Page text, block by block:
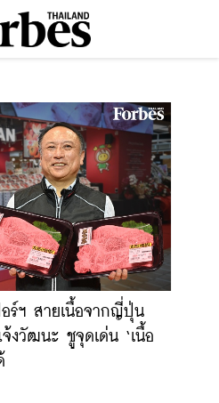
อร์ฯ สายเนื้อจากญี่ปุ่น
งวัฒนะ ชูจุดเด่น ‘เนื้อ